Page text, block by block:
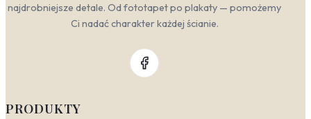
najdrobniejsze detale. Od fototapet po plakaty — pomożemy
Ci nadać charakter każdej ścianie.
PRODUKTY